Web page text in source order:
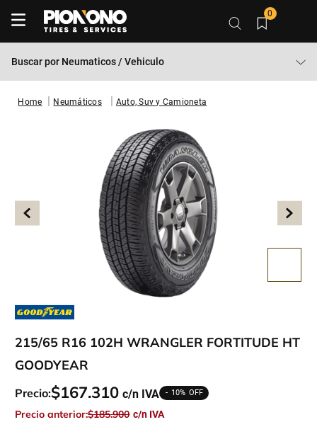
0
Buscar por Neumaticos / Vehiculo
Neumáticos Auto, Suv y Camioneta
215/65 R16 102H WRANGLER FORTITUDE HT
GOODYEAR
Precio:$167.310 10%
Precio anterior:$185.900